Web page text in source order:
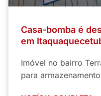
Casa-bomba é
em
Imóvel no bairro
para